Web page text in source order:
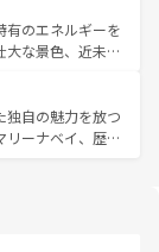
ヒーなどは、ぜ
もあたたかい人々
れられない旅にな
イなどの山岳地
トやクラビの美し
できる。タイ料理
も異なる楽しみ
、仏教を中心とし
る旅人を魅了し続
有のエネルギーを
大な景色、近未来
ポットが密集し
魅力。息をのむよ
存分に楽しみ尽く
独自の魅力を放つ
リーナベイ、歴史